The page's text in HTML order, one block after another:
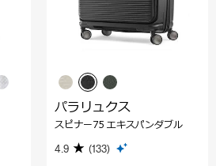
パラリュクス
スピナー75 エキスパンダブル
4.9 (133)